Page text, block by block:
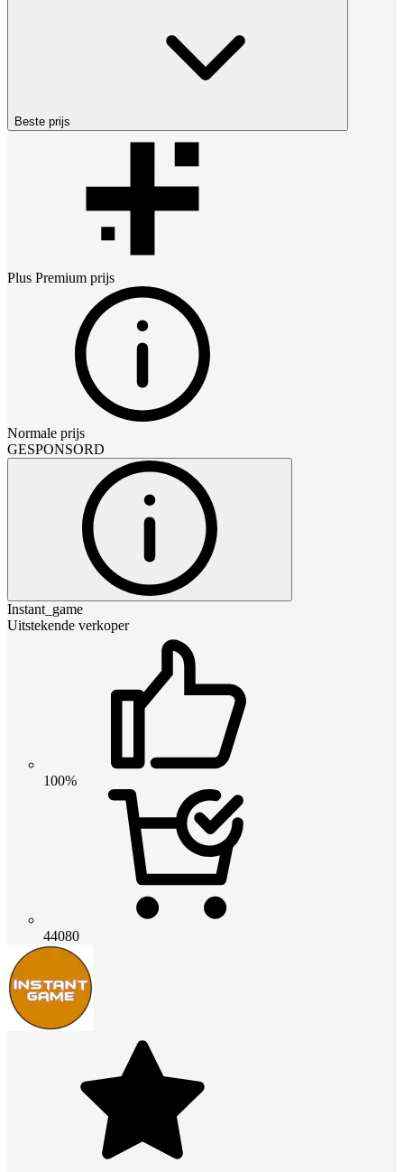
Beste prijs
Plus Premium prijs
Normale prijs
GESPONSORD
Instant_game
Uitstekende verkoper
100%
44080